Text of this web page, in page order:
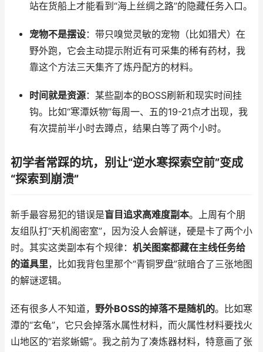
站在货船上才能看到“海上丝绸之路”的隐藏任务入口。
宠物不是摆设：带只嗅觉灵敏的宠物（比如猎犬）在
野外跑，它会主动提示附近有可采集的稀有药材，我
靠这个方法三天集齐了炼丹配方的材料。
时间就是资源：某些副本的BOSS刷新和现实时间挂
钩。比如“寒潭妖物”每周一、五的19-21点才出现，我
有次提前半小时去蹲点，结果白等了两个小时。
初学者常踩的坑，别让“逆水寒探索空前”变成
“探索到崩溃”
新手最容易犯的错误是盲目追求高难度副本。上周有个朋
友组队打“天机阁密室”，因为没人会解谜，硬是卡了两个小
时。其实这类副本有个规律： 机关图案都藏在主线任务给
的道具里，比如我背包里那个“青铜罗盘”就暗合了三张地图
的解谜逻辑。
还有很多人不知道， 野外BOSS的掉落不是随机的。比如寒
潭的“玄龟”，它只会掉落水属性材料，而火属性材料要找火
山地区的“岩浆蜥蜴”。我之前为了凑炼器材料，特意画了张